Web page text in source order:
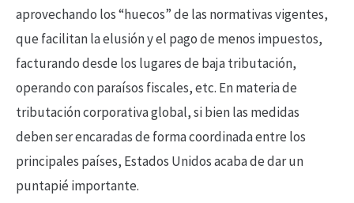
aprovechando los “huecos” de las normativas vigentes,
que facilitan la elusión y el pago de menos impuestos,
facturando desde los lugares de baja tributación,
operando con paraísos fiscales, etc. En materia de
tributación corporativa global, si bien las medidas
deben ser encaradas de forma coordinada entre los
principales países, Estados Unidos acaba de dar un
puntapié importante.